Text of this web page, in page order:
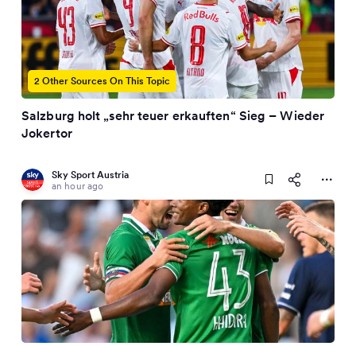
2 Other Sources On This Topic
Salzburg holt „sehr teuer erkauften“ Sieg – Wieder
Jokertor
Sky Sport Austria
an hour ago